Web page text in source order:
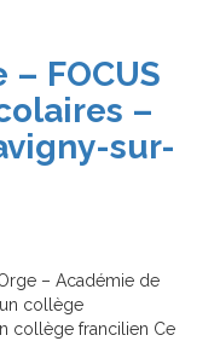
– FOCUS
–
sur-
– Académie de
collège
collège francilien Ce